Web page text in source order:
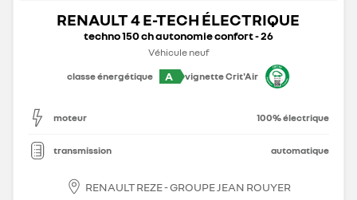
RENAULT 4 E-TECH ÉLECTRIQUE
techno 150 ch autonomie confort - 26
Véhicule neuf
classe énergétique
A vignette Crit'Air
moteur 100% électrique
transmission automatique
RENAULT REZE - GROUPE JEAN ROUYER